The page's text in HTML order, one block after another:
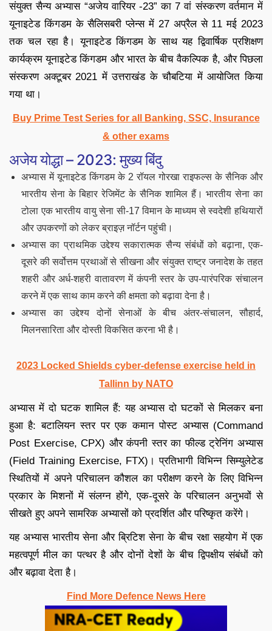
संयुक्त सैन्य अभ्यास “अजेय वारियर -23” का 7 वां संस्करण वर्तमान में
यूनाइटेड किंगडम के सैलिसबरी प्लेन्स में 27 अप्रैल से 11 मई 2023
तक चल रहा है। यूनाइटेड किंगडम के साथ यह द्विवार्षिक प्रशिक्षण
कार्यक्रम यूनाइटेड किंगडम और भारत के बीच वैकल्पिक है, और पिछला
संस्करण अक्टूबर 2021 में उत्तराखंड के चौबटिया में आयोजित किया
गया था।
Buy Prime Test Series for all Banking, SSC, Insurance
& other exams
अजेय योद्धा – 2023: मुख्य बिंदु
अभ्यास में यूनाइटेड किंगडम के 2 रॉयल गोरखा राइफल्स के सैनिक और
भारतीय सेना के बिहार रेजिमेंट के सैनिक शामिल हैं। भारतीय सेना का
टोला एक भारतीय वायु सेना सी-17 विमान के माध्यम से स्वदेशी हथियारों
और उपकरणों को लेकर ब्राइज़ नॉर्टन पहुंची।
अभ्यास का प्राथमिक उद्देश्य सकारात्मक सैन्य संबंधों को बढ़ाना, एक-
दूसरे की सर्वोत्तम प्रथाओं से सीखना और संयुक्त राष्ट्र जनादेश के तहत
शहरी और अर्ध-शहरी वातावरण में कंपनी स्तर के उप-पारंपरिक संचालन
करने में एक साथ काम करने की क्षमता को बढ़ावा देना है।
अभ्यास का उद्देश्य दोनों सेनाओं के बीच अंतर-संचालन, सौहार्द,
मिलनसारिता और दोस्ती विकसित करना भी है।
2023 Locked Shields cyber-defense exercise held in
Tallinn by NATO
अभ्यास में दो घटक शामिल हैं: यह अभ्यास दो घटकों से मिलकर बना
हुआ है: बटालियन स्तर पर एक कमान पोस्ट अभ्यास (Command
Post Exercise, CPX) और कंपनी स्तर का फील्ड ट्रेनिंग अभ्यास
(Field Training Exercise, FTX)। प्रतिभागी विभिन्न सिम्युलेटेड
स्थितियों में अपने परिचालन कौशल का परीक्षण करने के लिए विभिन्न
प्रकार के मिशनों में संलग्न होंगे, एक-दूसरे के परिचालन अनुभवों से
सीखते हुए अपने सामरिक अभ्यासों को प्रदर्शित और परिष्कृत करेंगे।
यह अभ्यास भारतीय सेना और ब्रिटिश सेना के बीच रक्षा सहयोग में एक
महत्वपूर्ण मील का पत्थर है और दोनों देशों के बीच द्विपक्षीय संबंधों को
और बढ़ावा देता है।
Find More Defence News Here